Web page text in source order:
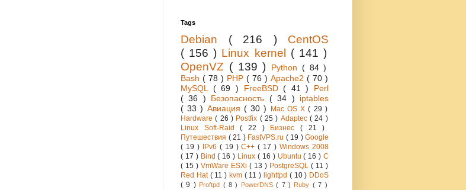
Tags
Debian ( 216 ) CentOS
( 156 ) Linux kernel ( 141 )
OpenVZ ( 139 ) Python ( 84 )
Bash ( 78 ) PHP ( 76 ) Apache2 ( 70 )
MySQL ( 69 ) FreeBSD( 41 ) Perl
( 36 ) Безопасность ( 34 ) iptables
( 33 ) Авиация ( 30 ) Mac OS X( 29 )
Hardware( 26 ) Postfix ( 25 ) Adaptec( 24 )
Linux Soft-Raid( 22 ) Бизнес( 21 )
Путешествия ( 21 ) FastVPS.ru ( 19 ) Google
( 19 )
IPv6 ( 19 )C++( 17 )Windows 2008
( 17 ) Bind( 16 ) Linux ( 16 ) Ubuntu( 16 )C
( 15 ) VmWare ESXi ( 13 ) PostgreSQL ( 11 )
Red Hat ( 11 ) kvm ( 11 ) lighttpd ( 10 ) DDoS
( 9 ) Proftpd ( 8 ) PowerDNS( 7 ) Ruby ( 7 )